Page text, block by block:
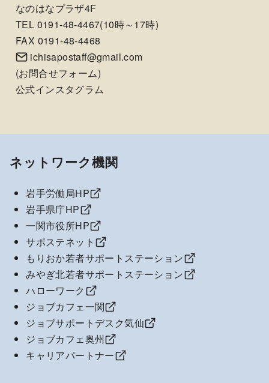
なのはなプラザ4F
TEL 0191-48-4467(10時～17時)
FAX 0191-48-4468
ichisapostaff@gmail.com
(お問合せフォーム)
公式インスタグラム
ネットワーク機関
岩手労働局HP
岩手県庁HP
一関市役所HP
サポステネット
もりおか若者サポートステーション
みやぎ北若者サポートステーション
ハローワーク
ジョブカフェ一関
ジョブサポートデスク気仙
ジョブカフェ奥州
キャリアパートナー